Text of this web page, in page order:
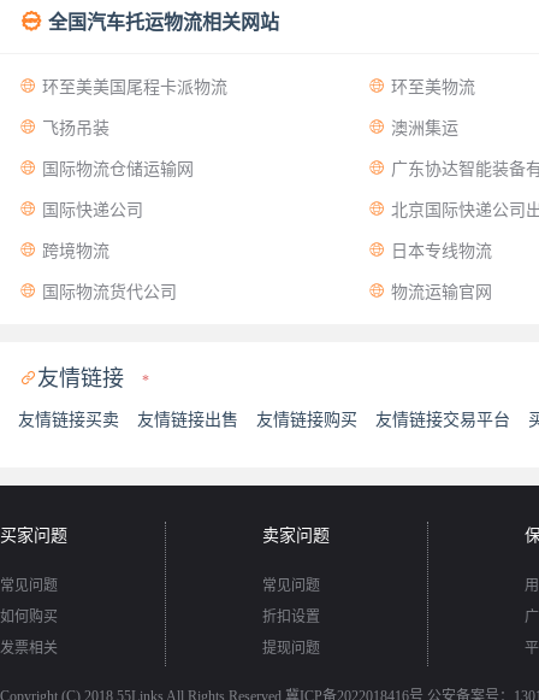
 全国汽车托运物流相关网站
 环至美美国尾程卡派物流  环至美物流
 飞扬吊装  澳洲集运
 国际物流仓储运输网  广东协达智能装备
 国际快递公司  北京国际快递公司
 跨境物流  日本专线物流
 国际物流货代公司  物流运输官网
友情链接 *
友情链接买卖 友情链接出售 友情链接购买 友情链接交易平台
买家问题
常见问题
如何购买
发票相关
卖家问题
常见问题
折扣设置
提现问题